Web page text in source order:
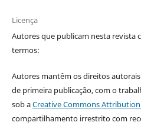
Licença
Autores que publicam nesta revista
termos:
Autores mantêm os direitos
de primeira publicação, com o
sob aCreative Commons Attribution
compartilhamento irrestrito com